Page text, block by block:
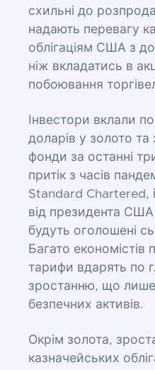
схильні до
надають перевагу
облігаціям США з
ніж вкладатись в
побоювання
Інвестори вклали
доларів у золото та
фонди за останні
притік з часів
Standard Chartered,
від президента
будуть оголошені
Багато
тарифи вдарять по
зростанню, що лише
безпечних активів.
Окрім золота,
казначейських